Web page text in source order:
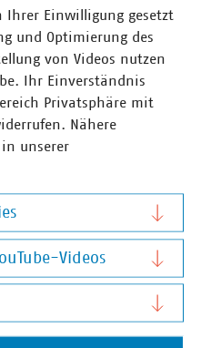
beschlossen, das
zu ändern. Kernpunkte
der Begünstigungen
Gewerbes sowie
des…
Ihrer Einwilligung gesetzt
und Optimierung des
von Videos nutzen
Ihr Einverständnis
Privatsphäre mit
Nähere
unserer
Videos
Videos